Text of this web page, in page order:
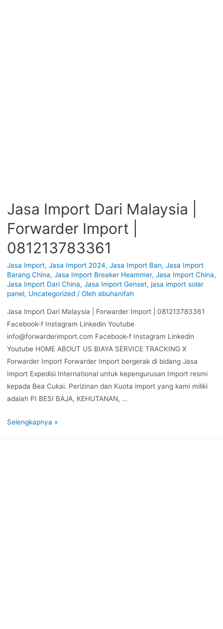
Jasa Import Dari Malaysia |
Forwarder Import |
081213783361
Jasa Import, Jasa Import 2024, Jasa Import Ban, Jasa Import
Barang China, Jasa Import Breaker Heammer, Jasa Import China,
Jasa Import Dari China, Jasa Import Genset, jasa import solar
panel, Uncategorized/ Oleh abuhanifah
Jasa Import Dari Malaysia | Forwarder Import | 081213783361
Facebook-f Instagram Linkedin Youtube
info@forwarderimport.com Facebook-f Instagram Linkedin
Youtube HOME ABOUT US BIAYA SERVICE TRACKING X
Forwarder Import Forwarder Import bergerak di bidang Jasa
Import Expedisi International untuk kepengurusan Import resmi
kepada Bea Cukai. Perizinan dan Kuota import yang kami miliki
adalah PI BESI BAJA, KEHUTANAN, …
Selengkapnya »